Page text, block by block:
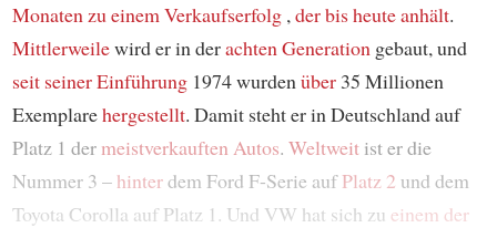
Monatenzu einem Verkaufserfolg,der bis heute anhält.
Mittlerweilewird er in derachten Generationgebaut, und
seit seinerEinführung1974 wurdenüber35 Millionen
Exemplarehergestellt. Damit steht er in Deutschland auf
Platz 1 dermeistverkauften Autos. Weltweitist er die
Nummer 3 –hinterdem Ford F-Serie aufPlatz 2 und dem
Toyota Corolla auf Platz 1. Und VW hat sich zu einem der